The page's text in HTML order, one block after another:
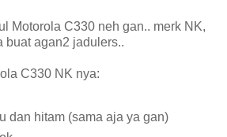
Motorola C330 neh gan.. merk NK,
buat agan2 jadulers..
C330 NK nya:
dan hitam (sama aja ya gan)